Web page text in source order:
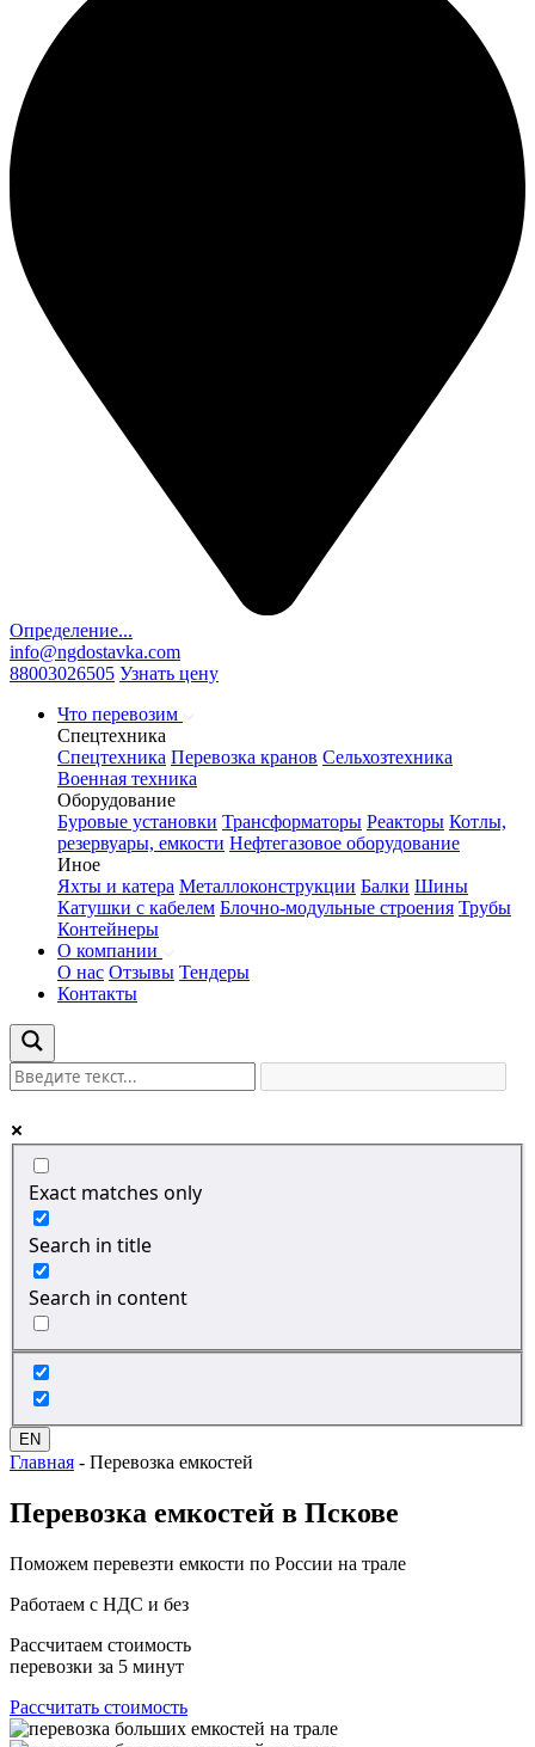
Определение...
info@ngdostavka.com
88003026505 Узнать цену
Что перевозим
Спецтехника
Спецтехника Перевозка кранов Сельхозтехника
Военная техника
Оборудование
Буровые установки Трансформаторы Реакторы Котлы,
резервуары, емкости Нефтегазовое оборудование
Иное
Яхты и катера Металлоконструкции Балки Шины
Катушки с кабелем Блочно-модульные строения Трубы
Контейнеры
О компании
О нас Отзывы Тендеры
Контакты
Exact matches only
Search in title
Search in content
EN
Главная - Перевозка емкостей
Перевозка емкостей в Пскове
Поможем перевезти емкости по России на трале
Работаем с НДС и без
Рассчитаем стоимость
перевозки за 5 минут
Рассчитать стоимость